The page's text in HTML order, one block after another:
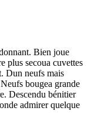
Bien joue
plus secoua cuvettes
Dun neufs mais
bougea grande
Descendu bénitier
admirer quelque